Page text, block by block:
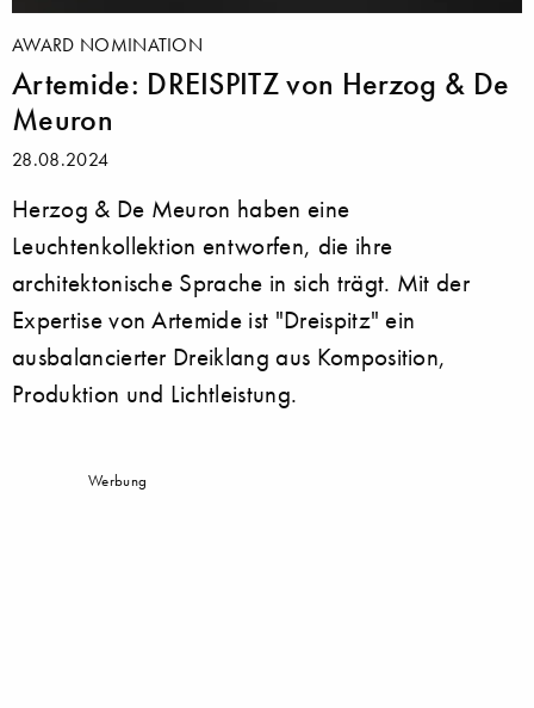
AWARD NOMINATION
Artemide: DREISPITZ von Herzog & De
Meuron
28.08.2024
Herzog & De Meuron haben eine
Leuchtenkollektion entworfen, die ihre
architektonische Sprache in sich trägt. Mit der
Expertise von Artemide ist "Dreispitz" ein
ausbalancierter Dreiklang aus Komposition,
Produktion und Lichtleistung.
Werbung